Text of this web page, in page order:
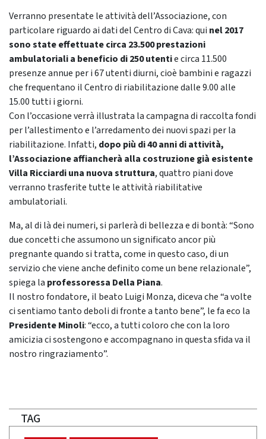
Verranno presentate le attività dell’Associazione, con
particolare riguardo ai dati del Centro di Cava: qui nel 2017
sono state effettuate circa 23.500 prestazioni
ambulatoriali a beneficio di 250 utentie circa 11.500
presenze annue per i 67 utenti diurni, cioè bambini e ragazzi
che frequentano il Centro di riabilitazione dalle 9.00 alle
15.00 tutti i giorni.
Con l’occasione verrà illustrata la campagna di raccolta fondi
per l’allestimento e l’arredamento dei nuovi spazi per la
riabilitazione. Infatti, dopo più di 40 anni di attività,
l’Associazione affiancherà alla costruzione già esistente
Villa Ricciardi una nuova struttura, quattro piani dove
verranno trasferite tutte le attività riabilitative
ambulatoriali.
Ma, al di là dei numeri, si parlerà di bellezza e di bontà: “Sono
due concetti che assumono un significato ancor più
pregnante quando si tratta, come in questo caso, di un
servizio che viene anche definito come un bene relazionale”,
spiega la professoressa Della Piana.
Il nostro fondatore, il beato Luigi Monza, diceva che “a volte
ci sentiamo tanto deboli di fronte a tanto bene”, le fa eco la
Presidente Minoli: “ecco, a tutti coloro che con la loro
amicizia ci sostengono e accompagnano in questa sfida va il
nostro ringraziamento”.
TAG